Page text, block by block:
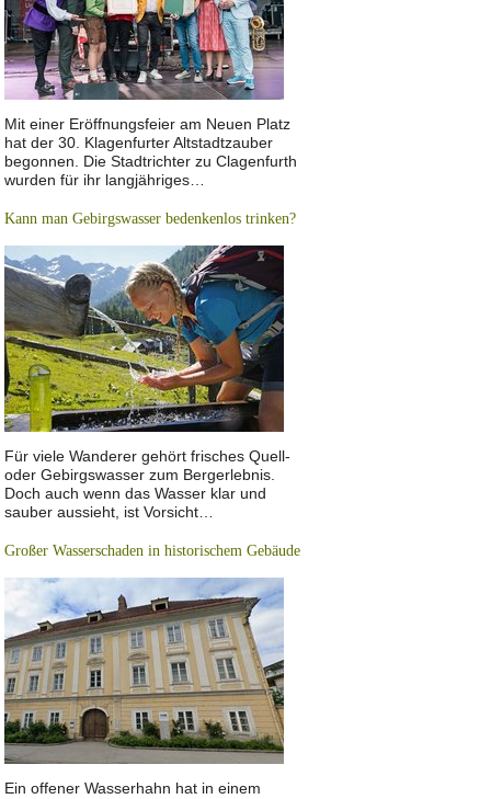
Mit einer Eröffnungsfeier am Neuen Platz
hat der 30. Klagenfurter Altstadtzauber
begonnen. Die Stadtrichter zu Clagenfurth
wurden für ihr langjähriges…
Kann man Gebirgswasser bedenkenlos trinken?
Für viele Wanderer gehört frisches Quell-
oder Gebirgswasser zum Bergerlebnis.
Doch auch wenn das Wasser klar und
sauber aussieht, ist Vorsicht…
Großer Wasserschaden in historischem Gebäude
Ein offener Wasserhahn hat in einem